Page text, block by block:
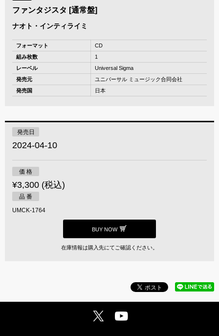
ファンタジスタ [通常盤]
ナオト・インティライミ
フォーマット
CD
組み枚数
1
レーベル
Universal Sigma
発売元
ユニバーサル ミュージック合同会社
発売国
日本
発売日
2024-04-10
価 格
¥3,300 (税込)
品 番
UMCK-1764
BUY NOW
在庫情報は購入先にてご確認ください。